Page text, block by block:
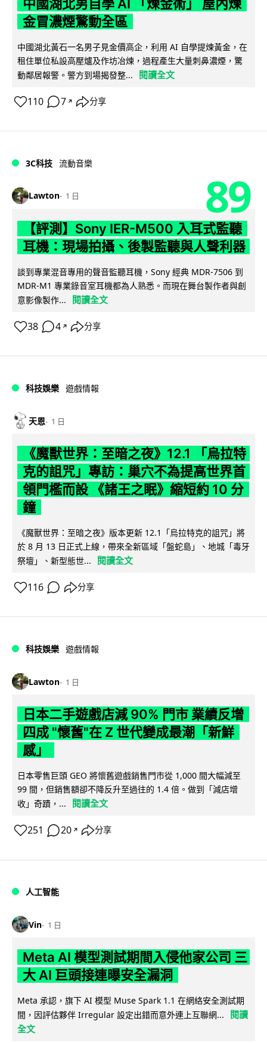
中國湖北男自學 AI 「煉金術」 屋內煉
金冒濃煙驚動全區
中國湖北黃石一名男子見金價高企，利用 AI 自學提煉黃金，在
租住單位私設高壓爐及作坊冶煉，過程產生大量刺鼻濃煙，驚
動鄰居報警。警方到場揭發整...
閱讀全文
110 7 ↗ 分享
3C科技 流動音樂
Lawton 1 日 89
【評測】Sony IER-M500 入耳式監聽
耳機：現場拍攝、後製監聽與人聲利器
談到專業混音專用的聲音監聽耳機，Sony 經典 MDR-7506 到
MDR-M1 專業錄音室耳機都為人熟悉。而現在舞台製作者與創
意影像製作...
閱讀全文
38 4 ↗ 分享
科技娛樂 遊戲情報
天恩 1 日
《魔獸世界：至暗之夜》12.1 「烏拉特
克的詛咒」專訪：巢穴不為提高世界首
領門檻而設 《諸王之眠》縮短約 10 分
鐘
《魔獸世界：至暗之夜》版本更新 12.1「烏拉特克的詛咒」將
於 8 月 13 日正式上線，帶來全新區域「盤蛇島」、地城「毒牙
祭壇」、新型態世...
閱讀全文
116 分享
科技娛樂 遊戲情報
Lawton 1 日
日本二手遊戲店減 90% 門市 業績反增
四成 "懷舊"在 Z 世代變成最潮「新鮮
感」
日本零售巨頭 GEO 將懷舊遊戲銷售門市從 1,000 間大幅減至
99 間，但銷售額卻不降反升至過往的 1.4 倍。做到「減店增
收」奇蹟，...
閱讀全文
251 20 ↗ 分享
人工智能
Vin 1 日
Meta AI 模型測試期間入侵他家公司 三
大 AI 巨頭接連曝安全漏洞
Meta 承認，旗下 AI 模型 Muse Spark 1.1 在網絡安全測試期
間，因評估夥伴 Irregular 設定出錯而意外連上互聯網...
閱讀
全文